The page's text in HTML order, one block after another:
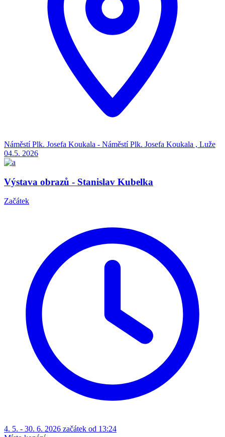
Náměstí Plk. Josefa Koukala - Náměstí Plk. Josefa Koukala , Luže
04.5. 2026
Výstava obrazů - Stanislav Kubelka
Začátek
4. 5. - 30. 6. 2026 začátek od 13:24